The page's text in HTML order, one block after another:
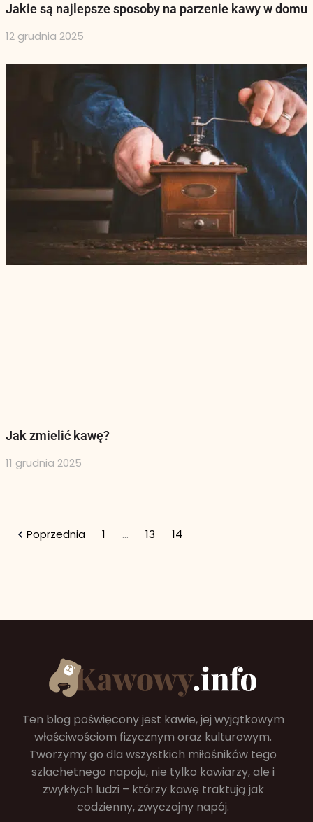
Jakie są najlepsze sposoby na parzenie kawy w domu
12 grudnia 2025
Jak zmielić kawę?
11 grudnia 2025
Poprzednia 1 … 13 14
Ten blog poświęcony jest kawie, jej wyjątkowym
właściwościom fizycznym oraz kulturowym.
Tworzymy go dla wszystkich miłośników tego
szlachetnego napoju, nie tylko kawiarzy, ale i
zwykłych ludzi – którzy kawę traktują jak
codzienny, zwyczajny napój.